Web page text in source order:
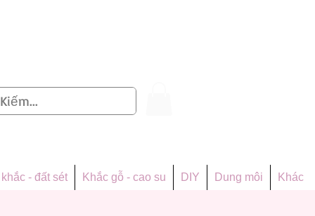
- đất sét Khắc gỗ - cao su DIY Dung môi Khác